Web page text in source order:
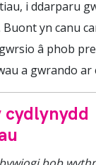
i ddarparu
yn canu
â phob
a gwrando ar
cydlynydd